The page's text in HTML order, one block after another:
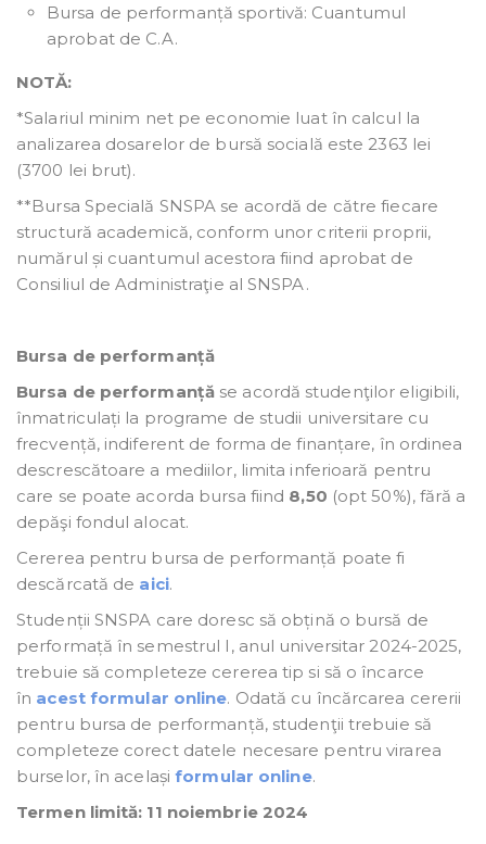
Bursa de performanță sportivă: Cuantumul
aprobat de C.A.
NOTĂ:
*Salariul minim net pe economie luat în calcul la
analizarea dosarelor de bursă socială este 2363 lei
(3700 lei brut).
**Bursa Specială SNSPA se acordă de către fiecare
structură academică, conform unor criterii proprii,
numărul și cuantumul acestora fiind aprobat de
Consiliul de Administraţie al SNSPA.
Bursa de performanță
Bursa de performanță se acordă studenţilor eligibili,
înmatriculați la programe de studii universitare cu
frecvență, indiferent de forma de finanțare, în ordinea
descrescătoare a mediilor, limita inferioară pentru
care se poate acorda bursa fiind 8,50 (opt 50%), fără a
depăşi fondul alocat.
Cererea pentru bursa de performanță poate fi
descărcată de aici.
Studenții SNSPA care doresc să obțină o bursă de
performață în semestrul I, anul universitar 2024-2025,
trebuie să completeze cererea tip si să o încarce
în acest formular online. Odată cu încărcarea cererii
pentru bursa de performanță, studenţii trebuie să
completeze corect datele necesare pentru virarea
burselor, în acelașiformular online.
Termen limită: 11 noiembrie 2024